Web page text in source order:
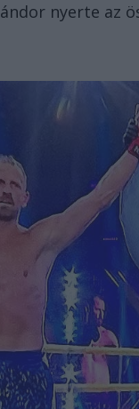
nyerte az